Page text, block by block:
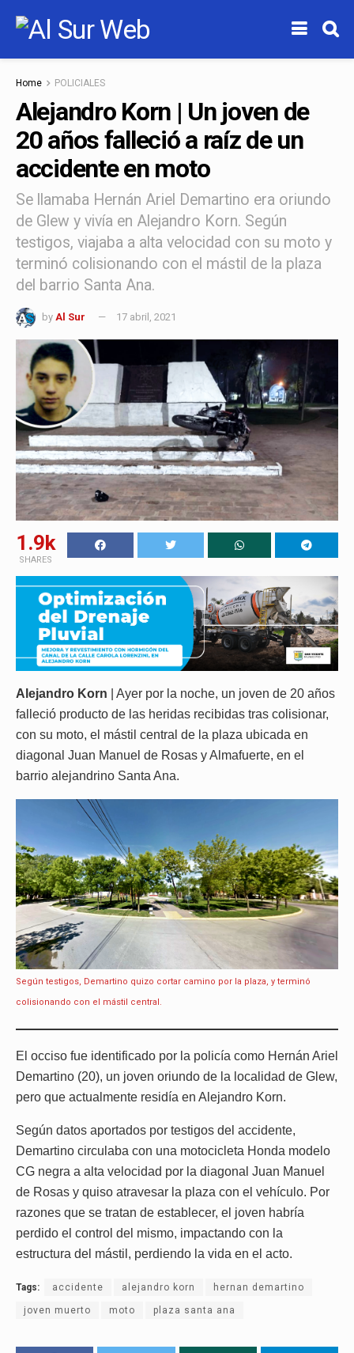
Home POLICIALES
Alejandro Korn | Un joven de
20 años falleció a raíz de un
accidente en moto
Se llamaba Hernán Ariel Demartino era oriundo
de Glew y vivía en Alejandro Korn. Según
testigos, viajaba a alta velocidad con su moto y
terminó colisionando con el mástil de la plaza
del barrio Santa Ana.
by Al Sur 17 abril, 2021
1.9k
SHARES
Alejandro Korn
| Ayer por la noche, un joven de 20 años
falleció producto de las heridas recibidas tras colisionar,
con su moto, el mástil central de la plaza ubicada en
diagonal Juan Manuel de Rosas y Almafuerte, en el
barrio alejandrino Santa Ana.
Según testigos, Demartino quizo cortar camino por la plaza, y terminó
colisionando con el mástil central.
El occiso fue identificado por la policía como Hernán Ariel
Demartino (20), un joven oriundo de la localidad de Glew,
pero que actualmente residía en Alejandro Korn.
Según datos aportados por testigos del accidente,
Demartino circulaba con una motocicleta Honda modelo
CG negra a alta velocidad por la diagonal Juan Manuel
de Rosas y quiso atravesar la plaza con el vehículo. Por
razones que se tratan de establecer, el joven habría
perdido el control del mismo, impactando con la
estructura del mástil, perdiendo la vida en el acto.
Tags: accidente alejandro korn hernan demartino
joven muerto moto plaza santa ana